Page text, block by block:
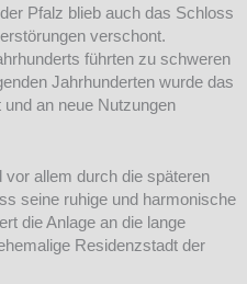
Pfalz blieb auch das Schloss
verschont.
führten zu schweren
Jahrhunderten wurde das
an neue Nutzungen
vor allem durch die späteren
seine ruhige und harmonische
die Anlage an die lange
Residenzstadt der